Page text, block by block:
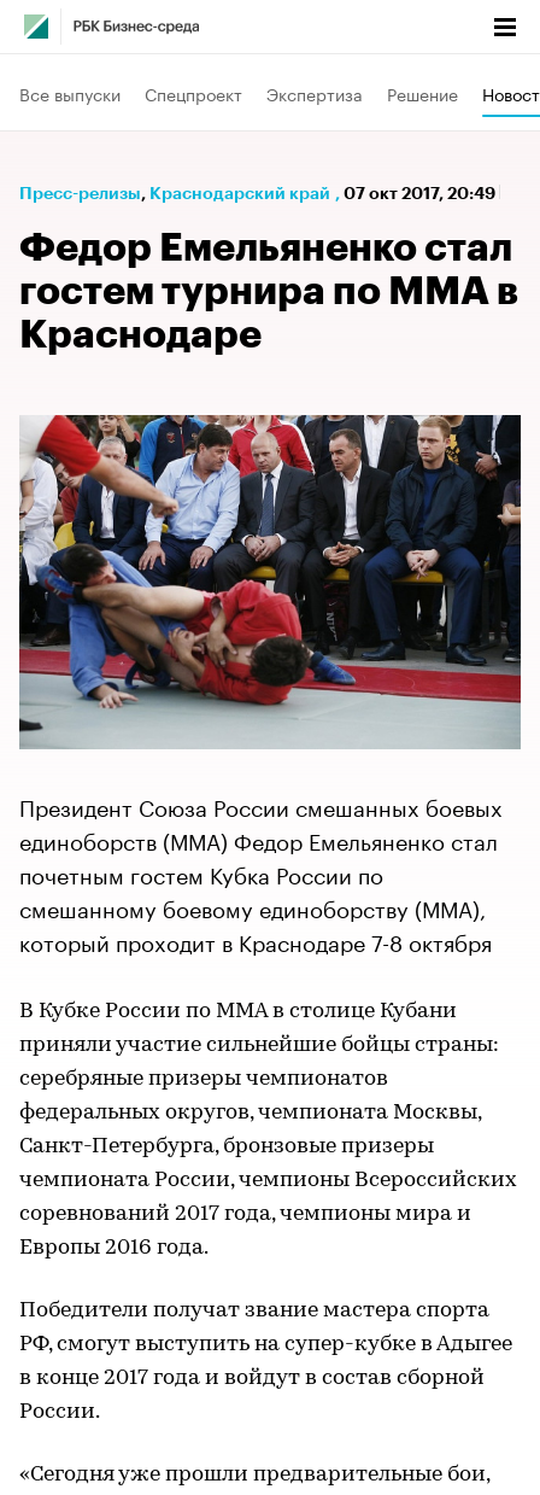
Все выпуски Спецпроект Экспертиза Решение
Пресс-релизы⁠, Краснодарский край , 07 окт 2017, 20:49
Федор Емельяненко стал
гостем турнира по ММА в
Краснодаре
Президент Союза России смешанных боевых
единоборств (ММА) Федор Емельяненко стал
почетным гостем Кубка России по
смешанному боевому единоборству (ММА),
который проходит в Краснодаре 7-8 октября
В Кубке России по ММА в столице Кубани
приняли участие сильнейшие бойцы страны:
серебряные призеры чемпионатов
федеральных округов, чемпионата Москвы,
Санкт-Петербурга, бронзовые призеры
чемпионата России, чемпионы Всероссийских
соревнований 2017 года, чемпионы мира и
Европы 2016 года.
Победители получат звание мастера спорта
РФ, смогут выступить на супер-кубке в Адыгее
в конце 2017 года и войдут в состав сборной
России.
«Сегодня уже прошли предварительные бои,